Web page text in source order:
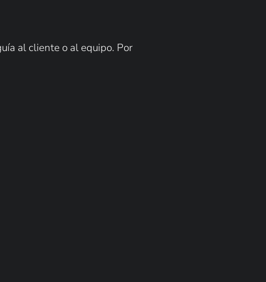
al cliente o al equipo. Por